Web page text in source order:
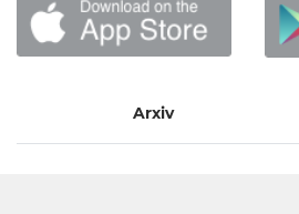
Arxiv